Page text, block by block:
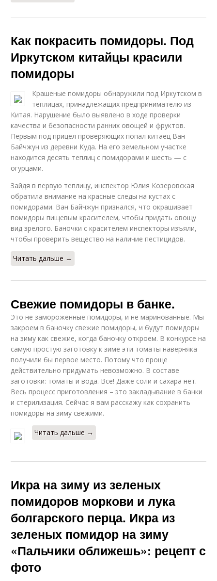
Как покрасить помидоры. Под
Иркутском китайцы краcили
помидоры
Крашеные помидоры обнаружили под Иркутском в
теплицах, принадлежащих предпринимателю из
Китая. Нарушение было выявлено в ходе проверки
качества и безопасности ранних овощей и фруктов.
Первым под прицел проверяющих попал китаец Ван
Байчжун из деревни Куда. На его земельном участке
находится десять теплиц с помидорами и шесть — с
огурцами.
Зайдя в первую теплицу, инспектор Юлия Козеровская
обратила внимание на красные следы на кустах с
помидорами. Ван Байчжун признался, что окрашивает
помидоры пищевым красителем, чтобы придать овощу
вид зрелого. Баночки с красителем инспекторы изъяли,
чтобы проверить вещество на наличие пестицидов.
Читать дальше →
Свежие помидоры в банке.
Это не замороженные помидоры, и не маринованные. Мы
закроем в баночку свежие помидоры, и будут помидоры
на зиму как свежие, когда баночку откроем. В конкурсе на
самую простую заготовку к зиме эти томаты наверняка
получили бы первое место. Потому что проще
действительно придумать невозможно. В составе
заготовки: томаты и вода. Все! Даже соли и сахара нет.
Весь процесс приготовления – это закладывание в банки
и стерилизация. Сейчас я вам расскажу как сохранить
помидоры на зиму свежими.
Читать дальше →
Икра на зиму из зеленых
помидоров моркови и лука
болгарского перца. Икра из
зеленых помидор на зиму
«Пальчики оближешь»: рецепт с
фото